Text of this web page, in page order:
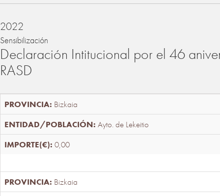
2022
Sensibilización
Declaración Intitucional por el 46
RASD
Bizkaia
Ayto. de Lekeitio
0,00
Bizkaia